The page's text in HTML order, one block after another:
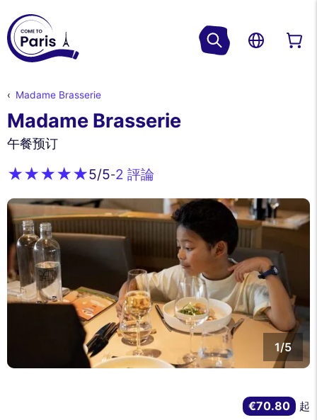
Madame Brasserie
Madame Brasserie
午餐预订
5/5-2 評論
1/5
€70.80 起